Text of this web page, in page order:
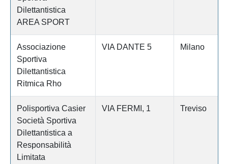
Dilettantistica
AREA SPORT
Associazione
Sportiva
Dilettantistica
Ritmica Rho
VIA DANTE 5 Milano
Polisportiva Casier
Società Sportiva
Dilettantistica a
Responsabilità
Limitata
VIA FERMI, 1 Treviso